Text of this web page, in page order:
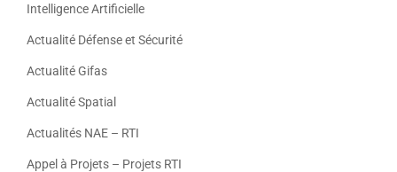
Intelligence Artificielle
Actualité Défense et Sécurité
Actualité Gifas
Actualité Spatial
Actualités NAE – RTI
Appel à Projets – Projets RTI